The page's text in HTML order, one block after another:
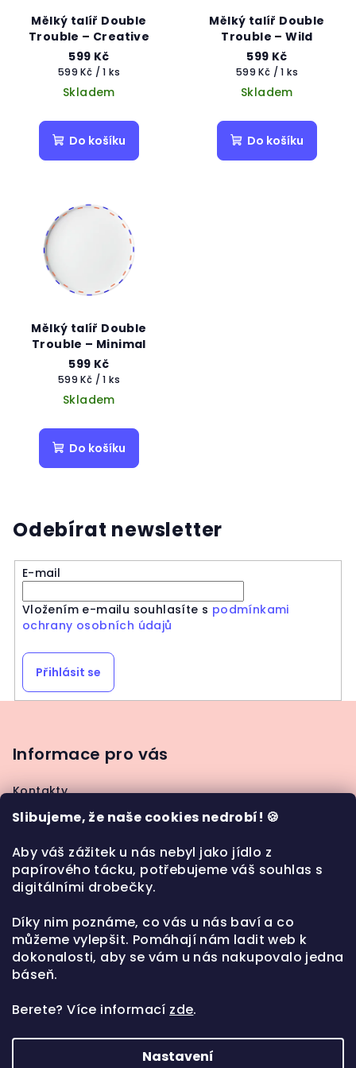
Slibujeme, že naše cookies nedrobí! 🍪
Aby váš zážitek u nás nebyl jako jídlo z
papírového tácku, potřebujeme váš souhlas s
digitálními drobečky.
Díky nim poznáme, co vás u nás baví a co
můžeme vylepšit. Pomáhají nám ladit web k
dokonalosti, aby se vám u nás nakupovalo jedna
báseň.
Berete?Více informací zde.
Nastavení
Mělký talíř Double
Trouble – Creative
599 Kč
Měrná
cena:
599 Kč / 1 ks
Skladem
Do košíku
Mělký talíř Double
Trouble – Wild
599 Kč
Měrná
cena:
599 Kč / 1 ks
Skladem
Do košíku
Mělký talíř Double
Trouble – Minimal
599 Kč
Měrná
cena:
599 Kč / 1 ks
Skladem
Do košíku
Odebírat newsletter
E-mail
Vložením e-mailu souhlasíte s podmínkami
ochrany osobních údajů
Přihlásit se
t
Informace pro vás
Kontakty
Jak nakupovat
Obchodní podmínky
Ochrana osobních údajů
Kontakt
play@playt.cz